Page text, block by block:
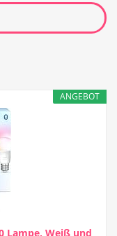
ANGEBOT
Lampe, Weiß und